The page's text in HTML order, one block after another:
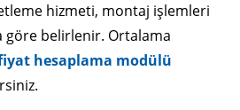
hizmeti, montaj işlemleri
göre belirlenir. Ortalama
hesaplama modülü